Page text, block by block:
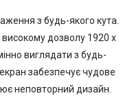
з будь-якого кута.
високому дозволу 1920 x
виглядати з будь-
забезпечує чудове
неповторний дизайн.